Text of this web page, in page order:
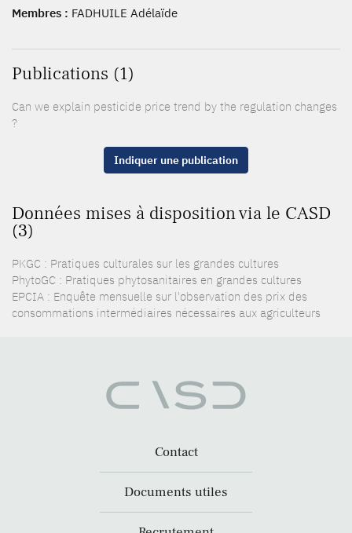
Membres : FADHUILE Adélaïde
Publications (1)
Can we explain pesticide price trend by the regulation changes
?
Indiquer une publication
Données mises à disposition via le CASD
(3)
PKGC : Pratiques culturales sur les grandes cultures
PhytoGC : Pratiques phytosanitaires en grandes cultures
EPCIA : Enquête mensuelle sur l'observation des prix des
consommations intermédiaires nécessaires aux agriculteurs
Contact
Documents utiles